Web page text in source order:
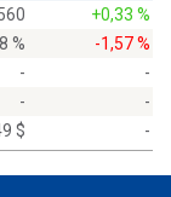
+0,33 %
%
-1,57 %
-
-
-
-
$ -